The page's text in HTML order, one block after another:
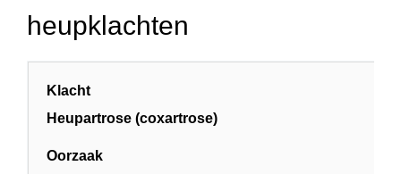
heupklachten
Heupartrose (coxartrose)